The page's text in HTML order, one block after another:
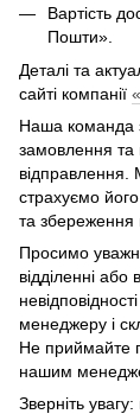
Вартість
Пошти».
Деталі та
сайті компанії
Наша команда
замовлення та
відправлення.
страхуємо
та збереження
Просимо
відділенні
менеджеру і
Не приймайте
нашим
Зверніть